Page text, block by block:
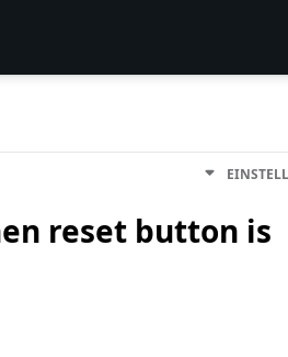
reset button is